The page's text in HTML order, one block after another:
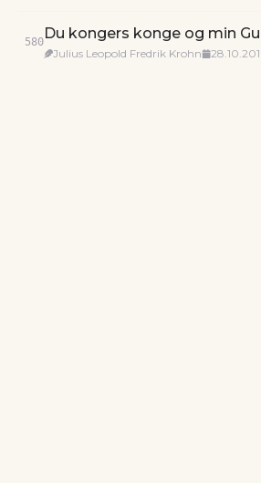
580Du kongers konge og min
Julius Leopold Fredrik Krohn